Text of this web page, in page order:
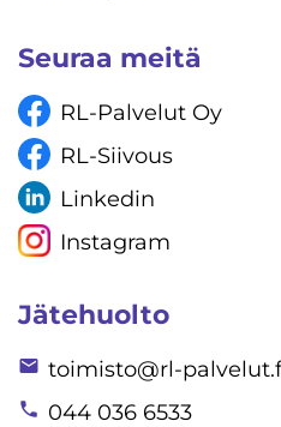
Seuraa meitä
RL-Palvelut Oy
RL-Siivous
Linkedin
Instagram
Jätehuolto
toimisto@rl-
044 036 6533